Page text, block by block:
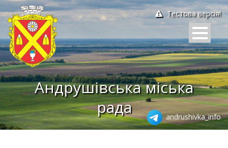
Тестова версія!
Андрушівська міська
рада
andrushivka_info